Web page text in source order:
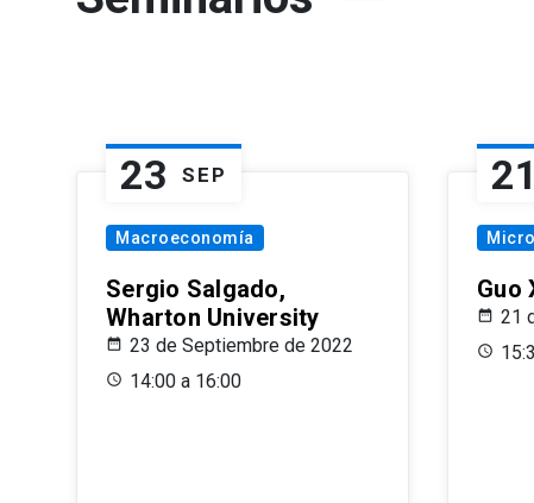
23 SEP
Macroeconomía
Sergio Salgado,
Wharton University
23 de Septiembre de 2022
14:00 a 16:00
21
Guo
21